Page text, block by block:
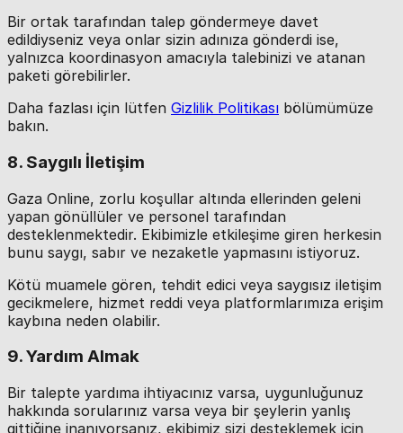
Bir ortak tarafından talep göndermeye davet
edildiyseniz veya onlar sizin adınıza gönderdi ise,
yalnızca koordinasyon amacıyla talebinizi ve atanan
paketi görebilirler.
Daha fazlası için lütfen Gizlilik Politikası bölümümüze
bakın.
8. Saygılı İletişim
Gaza Online, zorlu koşullar altında ellerinden geleni
yapan gönüllüler ve personel tarafından
desteklenmektedir. Ekibimizle etkileşime giren herkesin
bunu saygı, sabır ve nezaketle yapmasını istiyoruz.
Kötü muamele gören, tehdit edici veya saygısız iletişim
gecikmelere, hizmet reddi veya platformlarımıza erişim
kaybına neden olabilir.
9. Yardım Almak
Bir talepte yardıma ihtiyacınız varsa, uygunluğunuz
hakkında sorularınız varsa veya bir şeylerin yanlış
gittiğine inanıyorsanız, ekibimiz sizi desteklemek için